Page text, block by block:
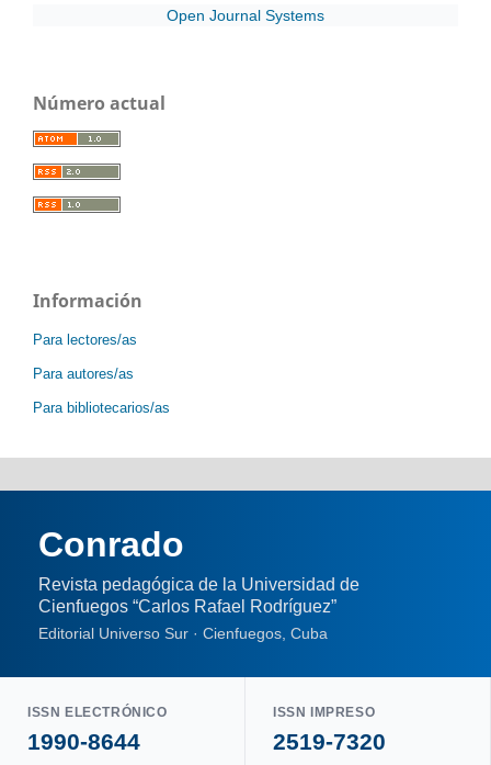
Open Journal Systems
Número actual
Información
Para lectores/as
Para autores/as
Para bibliotecarios/as
Conrado
Revista pedagógica de la Universidad de
Cienfuegos “Carlos Rafael Rodríguez”
Editorial Universo Sur · Cienfuegos, Cuba
ISSN ELECTRÓNICO
1990-8644
ISSN IMPRESO
2519-7320